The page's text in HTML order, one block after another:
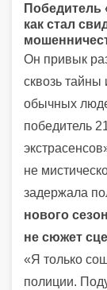
Победитель
как стал
Он привык
сквозь тайны
обычных
победитель
не
задержала
нового
не сюжет
«Я только
полиции.